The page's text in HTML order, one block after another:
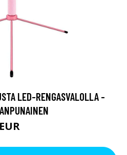
LED-RENGASVALOLLA -